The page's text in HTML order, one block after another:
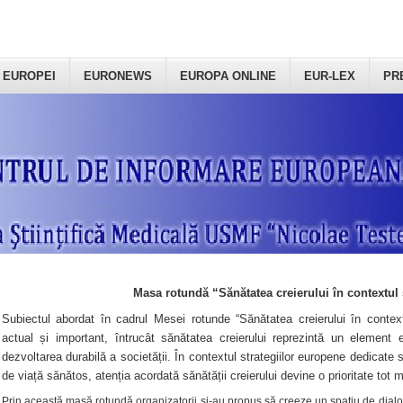
EURONEWS EUROPA ONLINE EUR-LEX
Masa rotundă “Sănătatea creierului în
Subiectul abordat în cadrul Mesei rotunde “Sănătatea creierului în
actual și important, întrucât sănătatea creierului reprezintă un element
dezvoltarea durabilă a societății. În contextul strategiilor europene
de viață sănătos, atenția acordată sănătății creierului devine o prioritate tot